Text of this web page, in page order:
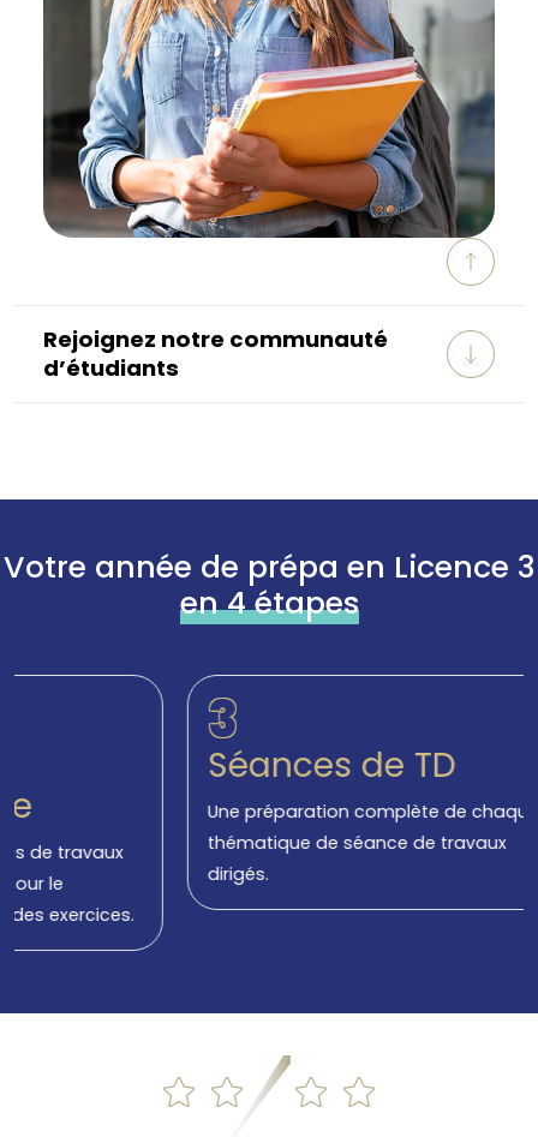
Rejoignez notre communauté
d’étudiants
Votre année de prépa en Licence 3
en 4 étapes
Séances de TD
Une préparation complète de chaque
thématique de séance de travaux